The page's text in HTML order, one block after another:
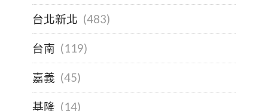
台北新北 (483)
台南 (119)
嘉義 (45)
基隆 (14)